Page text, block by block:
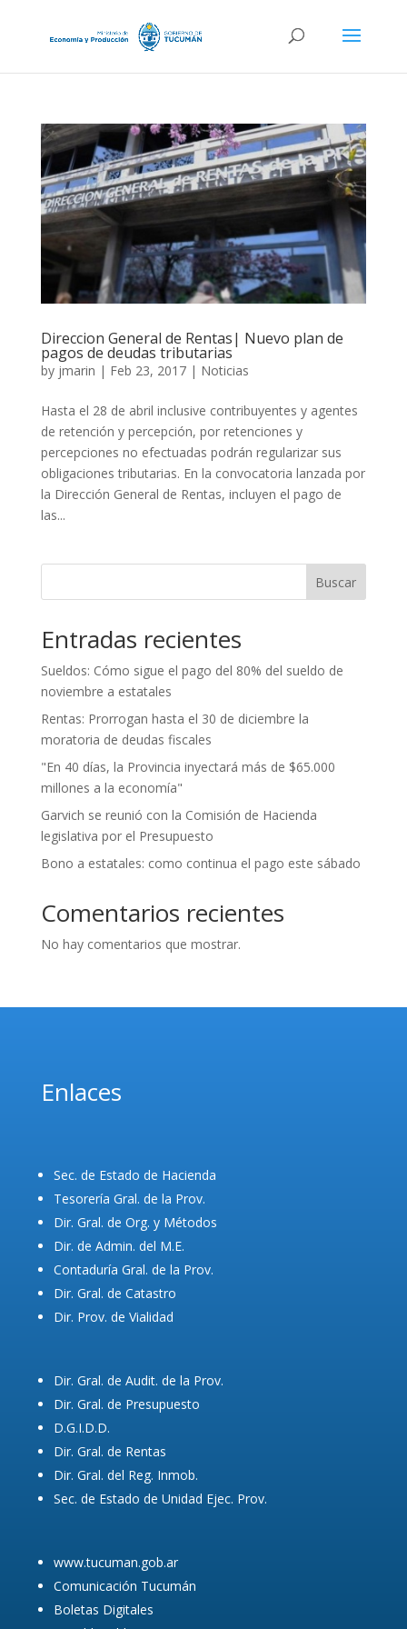
Direccion General de Rentas| Nuevo plan de
pagos de deudas tributarias
by jmarin | Feb 23, 2017| Noticias
Hasta el 28 de abril inclusive contribuyentes y agentes
de retención y percepción, por retenciones y
percepciones no efectuadas podrán regularizar sus
obligaciones tributarias. En la convocatoria lanzada por
la Dirección General de Rentas, incluyen el pago de
las...
Buscar
Entradas recientes
Sueldos: Cómo sigue el pago del 80% del sueldo de
noviembre a estatales
Rentas: Prorrogan hasta el 30 de diciembre la
moratoria de deudas fiscales
"En 40 días, la Provincia inyectará más de $65.000
millones a la economía"
Garvich se reunió con la Comisión de Hacienda
legislativa por el Presupuesto
Bono a estatales: como continua el pago este sábado
Comentarios recientes
No hay comentarios que mostrar.
Enlaces
Sec. de Estado de Hacienda
Tesorería Gral. de la Prov.
Dir. Gral. de Org. y Métodos
Dir. de Admin. del M.E.
Contaduría Gral. de la Prov.
Dir. Gral. de Catastro
Dir. Prov. de Vialidad
Dir. Gral. de Audit. de la Prov.
Dir. Gral. de Presupuesto
D.G.I.D.D.
Dir. Gral. de Rentas
Dir. Gral. del Reg. Inmob.
Sec. de Estado de Unidad Ejec. Prov.
www.tucuman.gob.ar
Comunicación Tucumán
Boletas Digitales